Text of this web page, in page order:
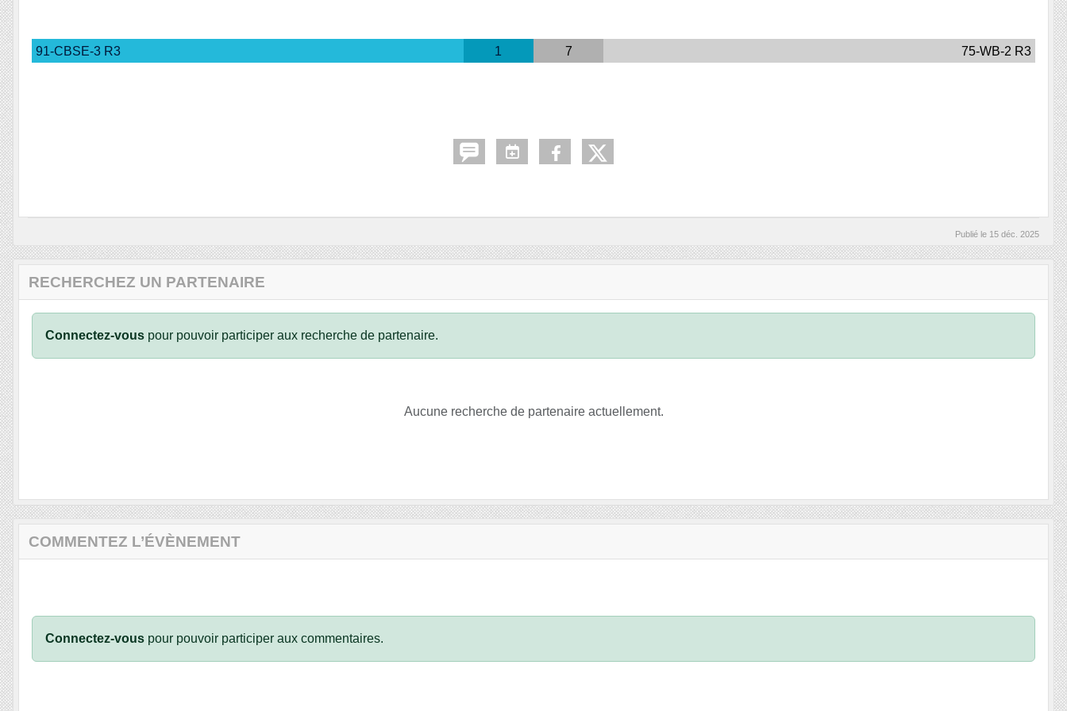
91-CBSE-3 R3 1 7 75-WB-2 R3
Publié le 15 déc. 2025
RECHERCHEZ UN PARTENAIRE
Connectez-vous pour pouvoir participer aux recherche de partenaire.
Aucune recherche de partenaire actuellement.
COMMENTEZ L’ÉVÈNEMENT
Connectez-vous pour pouvoir participer aux commentaires.